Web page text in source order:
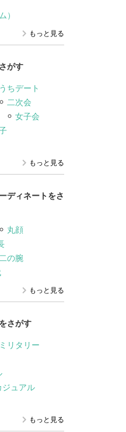
）
もっと見る
がす
ちデート
二次会
女子会
もっと見る
ディネートをさ
丸顔
二の腕
もっと見る
さがす
ミリタリー
ジュアル
もっと見る